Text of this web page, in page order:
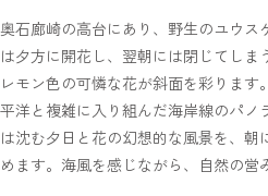
奥石廊崎の高台にあり、野生のユウ
は夕方に開花し、翌朝には閉じてしま
レモン色の可憐な花が斜面を彩りま
平洋と複雑に入り組んだ海岸線のパノ
は沈む夕日と花の幻想的な風景を、
めます。海風を感じながら、自然の営